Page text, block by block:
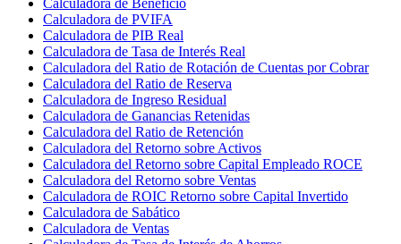
Calculadora de PVIFA
Calculadora de PIB Real
Calculadora de Tasa de Interés Real
Calculadora del Ratio de Rotación de Cuentas por Cobrar
Calculadora del Ratio de Reserva
Calculadora de Ingreso Residual
Calculadora de Ganancias Retenidas
Calculadora del Ratio de Retención
Calculadora del Retorno sobre Activos
Calculadora del Retorno sobre Capital Empleado ROCE
Calculadora del Retorno sobre Ventas
Calculadora de ROIC Retorno sobre Capital Invertido
Calculadora de Sabático
Calculadora de Ventas